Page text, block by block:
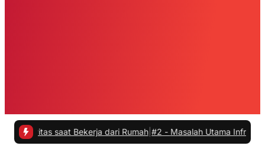
saat Bekerja dari Rumah |#2 -Masalah Utama Infrastruktur